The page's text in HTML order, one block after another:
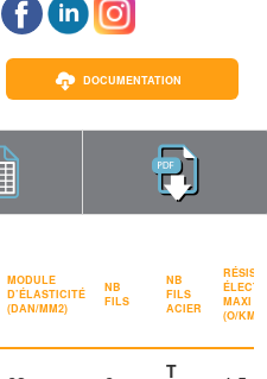
DOCUMENTATION
MODULE
D’ÉLASTICITÉ
(DAN/MM2)
NB
FILS
NB
FILS
ACIER
MAXI
(O/KM)
T